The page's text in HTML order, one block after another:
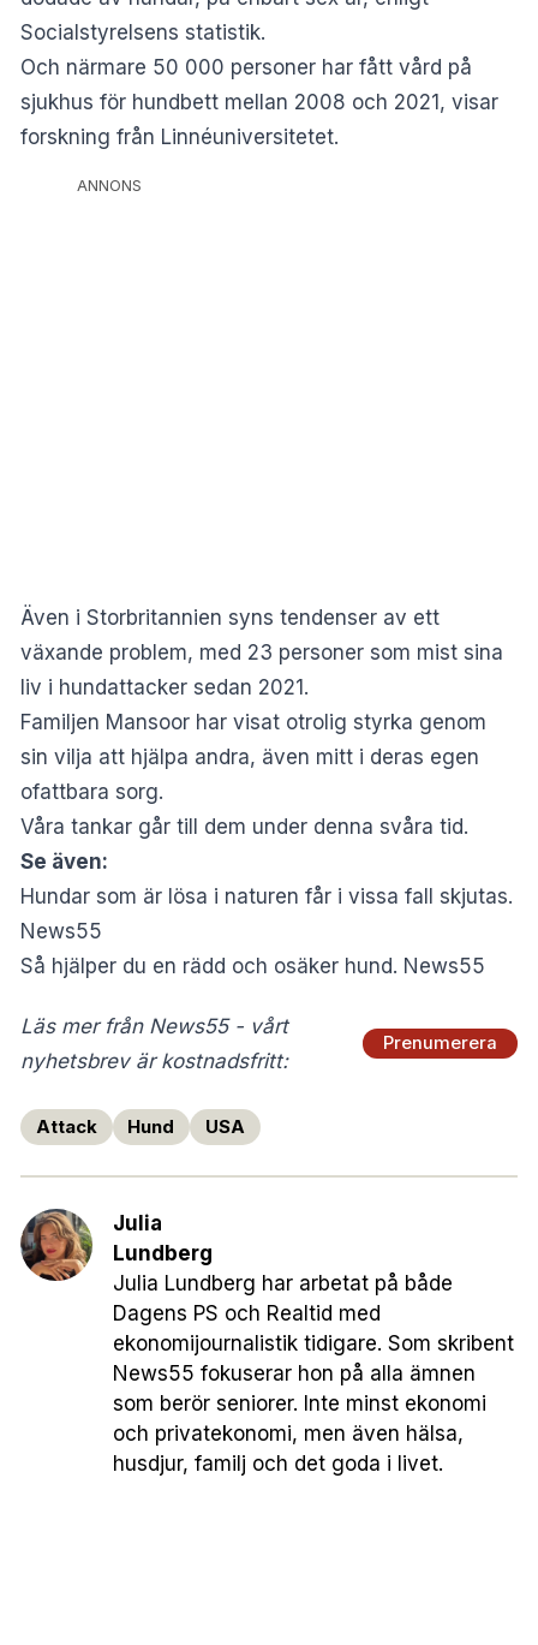
Socialstyrelsens statistik.
Och närmare 50 000 personer har fått vård på
sjukhus för hundbett mellan 2008 och 2021, visar
forskning från Linnéuniversitetet.
ANNONS
Även i Storbritannien syns tendenser av ett
växande problem, med 23 personer som mist sina
liv i hundattacker sedan 2021.
Familjen Mansoor har visat otrolig styrka genom
sin vilja att hjälpa andra, även mitt i deras egen
ofattbara sorg.
Våra tankar går till dem under denna svåra tid.
Se även:
Hundar som är lösa i naturen får i vissa fall skjutas.
News55
Så hjälper du en rädd och osäker hund. News55
Läs mer från News55 - vårt
nyhetsbrev är kostnadsfritt:
Prenumerera
Attack Hund USA
Julia
Lundberg
Julia Lundberg har arbetat på både
Dagens PS och Realtid med
ekonomijournalistik tidigare. Som skribent
News55 fokuserar hon på alla ämnen
som berör seniorer. Inte minst ekonomi
och privatekonomi, men även hälsa,
husdjur, familj och det goda i livet.